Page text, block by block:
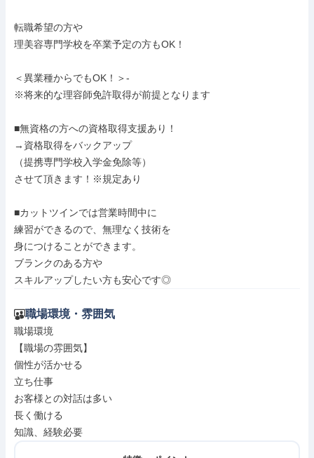
転職希望の方や
理美容専門学校を卒業予定の方もOK！
＜異業種からでもOK！＞-
※将来的な理容師免許取得が前提となります
■無資格の方への資格取得支援あり！
→資格取得をバックアップ
（提携専門学校入学金免除等）
させて頂きます！※規定あり
■カットツインでは営業時間中に
練習ができるので、無理なく技術を
身につけることができます。
ブランクのある方や
スキルアップしたい方も安心です◎
職場環境・雰囲気
職場環境
【職場の雰囲気】
個性が活かせる
立ち仕事
お客様との対話は多い
長く働ける
知識、経験必要